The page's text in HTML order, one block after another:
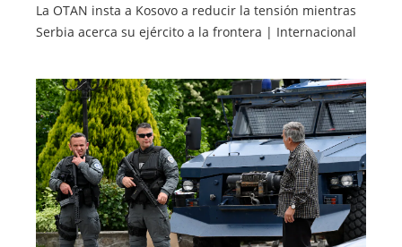
La OTAN insta a Kosovo a reducir la tensión mientras
Serbia acerca su ejército a la frontera | Internacional